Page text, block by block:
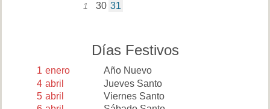
1 30 31
Días Festivos
1 enero
Año Nuevo
4 abril
Jueves Santo
5 abril
Viernes Santo